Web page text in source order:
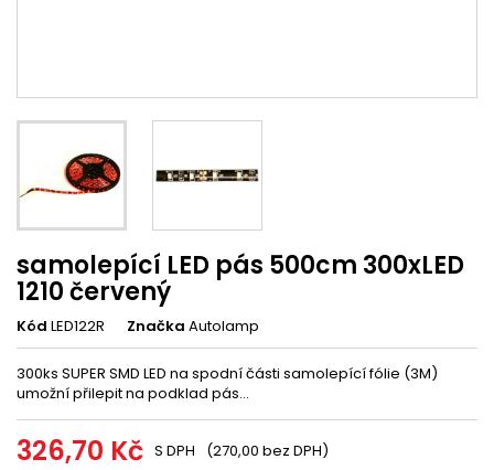
samolepící LED pás 500cm 300xLED
1210 červený
Kód LED122R Značka Autolamp
300ks SUPER SMD LED na spodní části samolepící fólie (3M)
umožní přilepit na podklad pás...
326,70 Kč S DPH (270,00 bez DPH)